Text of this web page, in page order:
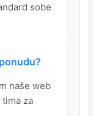
sobe
naše web
za